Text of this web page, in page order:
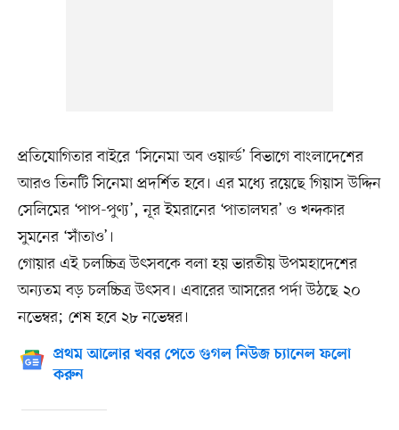
প্রতিযোগিতার বাইরে ‘সিনেমা অব ওয়ার্ল্ড’ বিভাগে বাংলাদেশের
আরও তিনটি সিনেমা প্রদর্শিত হবে। এর মধ্যে রয়েছে গিয়াস উদ্দিন
সেলিমের ‘পাপ-পুণ্য’, নূর ইমরানের ‘পাতালঘর’ ও খন্দকার
সুমনের ‘সাঁতাও’।
গোয়ার এই চলচ্চিত্র উৎসবকে বলা হয় ভারতীয় উপমহাদেশের
অন্যতম বড় চলচ্চিত্র উৎসব। এবারের আসরের পর্দা উঠছে ২০
নভেম্বর; শেষ হবে ২৮ নভেম্বর।
প্রথম আলোর খবর পেতে গুগল নিউজ চ্যানেল ফলো
করুন